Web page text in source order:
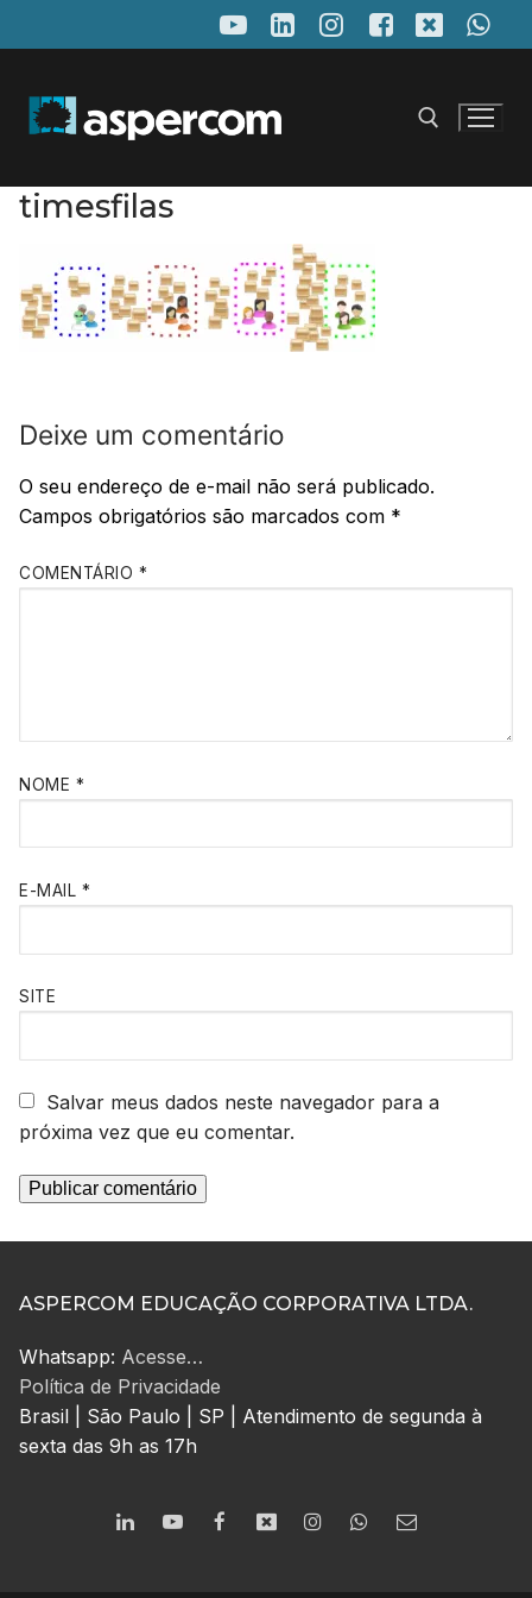
para
conteúdo
timesfilas
Deixe um comentário
O seu endereço de e-mail não será publicado.
Campos obrigatórios são marcados com *
COMENTÁRIO *
NOME *
E-MAIL *
SITE
Salvar meus dados neste navegador para a
próxima vez que eu comentar.
ASPERCOM EDUCAÇÃO CORPORATIVA LTDA.
Whatsapp: Acesse…
Política de Privacidade
Brasil | São Paulo | SP | Atendimento de segunda à
sexta das 9h as 17h